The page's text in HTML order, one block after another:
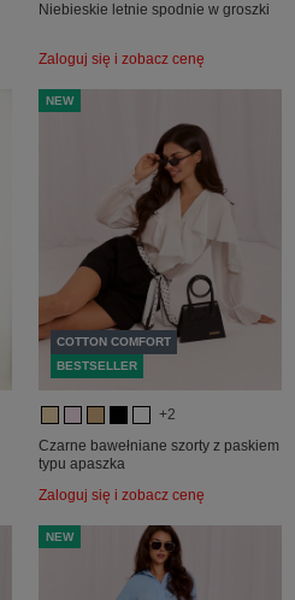
Niebieskie letnie spodnie w groszki
Zaloguj się i zobacz cenę
NEW
COTTON COMFORT
BESTSELLER
+2
Czarne bawełniane szorty z paskiem
typu apaszka
Zaloguj się i zobacz cenę
NEW